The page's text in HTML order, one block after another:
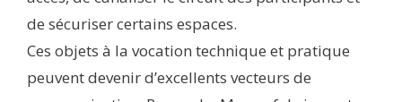
de sécuriser certains espaces.
Ces objets à la vocation technique et pratique
peuvent devenir d’excellents vecteurs de